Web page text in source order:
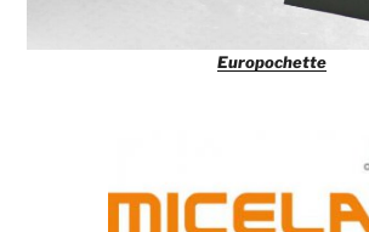
Europochette